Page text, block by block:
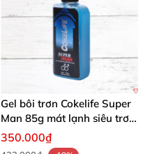
Gel bôi trơn Cokelife Super
Man 85g mát lạnh siêu trơn
an toàn
350.000₫